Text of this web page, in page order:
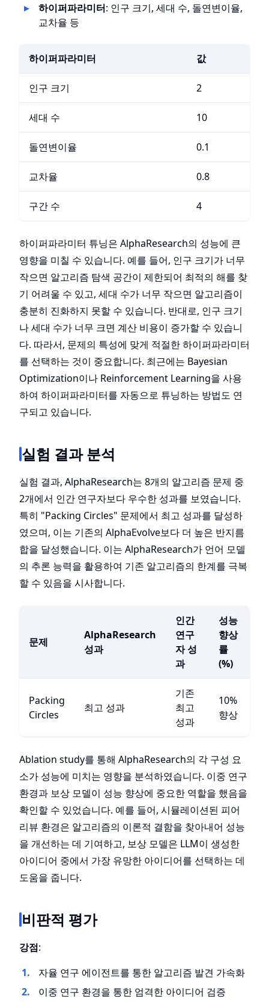
하이퍼파라미터: 인구 크기, 세대 수, 돌연변이율,
교차율 등
하이퍼파라미터 값
인구 크기 2
세대 수 10
돌연변이율 0.1
교차율 0.8
구간 수 4
하이퍼파라미터 튜닝은 AlphaResearch의 성능에 큰
영향을 미칠 수 있습니다. 예를 들어, 인구 크기가 너무
작으면 알고리즘 탐색 공간이 제한되어 최적의 해를 찾
기 어려울 수 있고, 세대 수가 너무 작으면 알고리즘이
충분히 진화하지 못할 수 있습니다. 반대로, 인구 크기
나 세대 수가 너무 크면 계산 비용이 증가할 수 있습니
다. 따라서, 문제의 특성에 맞게 적절한 하이퍼파라미터
를 선택하는 것이 중요합니다. 최근에는 Bayesian
Optimization이나 Reinforcement Learning을 사용
하여 하이퍼파라미터를 자동으로 튜닝하는 방법도 연
구되고 있습니다.
실험 결과 분석
실험 결과, AlphaResearch는 8개의 알고리즘 문제 중
2개에서 인간 연구자보다 우수한 성과를 보였습니다.
특히 "Packing Circles" 문제에서 최고 성과를 달성하
였으며, 이는 기존의 AlphaEvolve보다 더 높은 반지름
합을 달성했습니다. 이는 AlphaResearch가 언어 모델
의 추론 능력을 활용하여 기존 알고리즘의 한계를 극복
할 수 있음을 시사합니다.
문제
AlphaResearch
성과
인간
연구
자 성
과
성능
향상
률
(%)
Packing
Circles
최고 성과
기존
최고
성과
10%
향상
Ablation study를 통해 AlphaResearch의 각 구성 요
소가 성능에 미치는 영향을 분석하였습니다. 이중 연구
환경과 보상 모델이 성능 향상에 중요한 역할을 했음을
확인할 수 있었습니다. 예를 들어, 시뮬레이션된 피어
리뷰 환경은 알고리즘의 이론적 결함을 찾아내어 성능
을 개선하는 데 기여하고, 보상 모델은 LLM이 생성한
아이디어 중에서 가장 유망한 아이디어를 선택하는 데
도움을 줍니다.
비판적 평가
강점:
자율 연구 에이전트를 통한 알고리즘 발견 가속화
이중 연구 환경을 통한 엄격한 아이디어 검증